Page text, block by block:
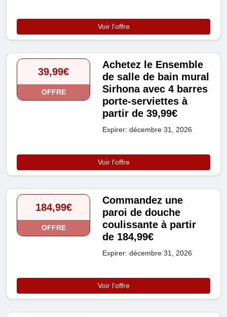
Voir l'offre
39,99€
OFFRE
Achetez le Ensemble
de salle de bain mural
Sirhona avec 4 barres
porte-serviettes à
partir de 39,99€
Expirer: décembre 31, 2026
Voir l'offre
184,99€
OFFRE
Commandez une
paroi de douche
coulissante à partir
de 184,99€
Expirer: décembre 31, 2026
Voir l'offre